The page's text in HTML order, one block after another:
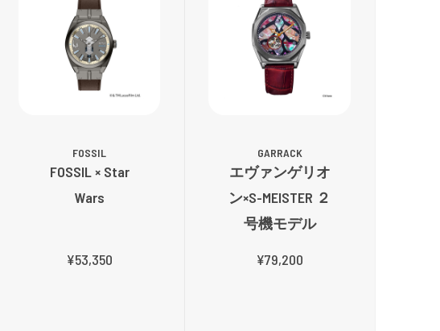
FOSSIL
FOSSIL × Star
Wars
¥53,350
GARRACK
エヴァンゲリオ
ン×S-MEISTER ２
号機モデル
¥79,200